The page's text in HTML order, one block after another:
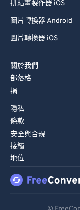
拼貼畫製作器 iOS
圖片轉換器 Android
圖片轉換器 iOS
關於我們
部落格
捐
隱私
條款
安全與合規
接觸
地位